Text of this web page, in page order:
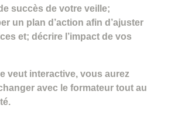
succès de votre veille;
un plan d’action afin d’ajuster
et; décrire l’impact de vos
veut interactive, vous aurez
avec le formateur tout au